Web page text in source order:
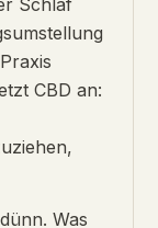
Schlaf
CBD an:
Was